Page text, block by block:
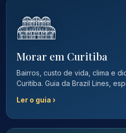
Morar em Curitiba
Bairros, custo de vida, clima e
Curitiba. Guia da Brazil Lines,
Ler o guia ›